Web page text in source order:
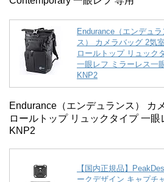
Endurance（エンデュラ
ス） カメラバッグ 2気
ロールトップ リュック
一眼レフ ミラーレス一
KNP2
Endurance（エンデュランス） カ
ロールトップ リュックタイプ 一
KNP2
【国内正規品】
ークデザイン キャプチ